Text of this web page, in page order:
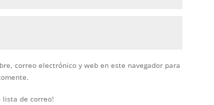
correo electrónico y web en este navegador para
lista de correo!